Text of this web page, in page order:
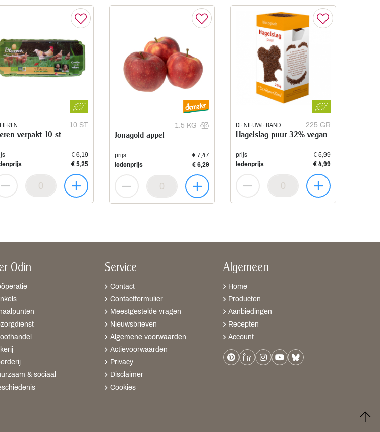
10 ST
verpakt 10 st
€ 6,19
€ 5,25
1.5 KG
Jonagold appel
prijs
€ 7,47
ledenprijs
€ 6,29
DE NIEUWE BAND 225 GR
Hagelslag puur 32% vegan
prijs
€ 5,99
ledenprijs
€ 4,99
Odin
& sociaal
Service
Contact
Contactformulier
Meestgestelde vragen
Nieuwsbrieven
Algemene voorwaarden
Actievoorwaarden
Privacy
Disclaimer
Cookies
Algemeen
Home
Producten
Aanbiedingen
Recepten
Account